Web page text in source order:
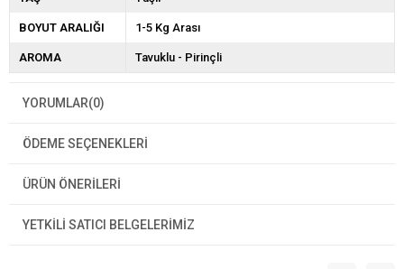
BOYUT ARALIĞI 1-5 Kg Arası
AROMA Tavuklu - Pirinçli
YORUMLAR(0)
ÖDEME SEÇENEKLERI
ÜRÜN ÖNERILERI
YETKİLİ SATICI BELGELERİMİZ